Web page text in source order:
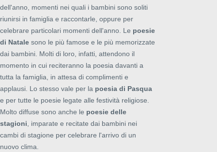
dell'anno, momenti nei quali i bambini sono soliti
riunirsi in famiglia e raccontarle, oppure per
celebrare particolari momenti dell'anno. Le poesie
di Natale sono le più famose e le più memorizzate
dai bambini. Molti di loro, infatti, attendono il
momento in cui reciteranno la poesia davanti a
tutta la famiglia, in attesa di complimenti e
applausi. Lo stesso vale per la poesia di Pasqua
e per tutte le poesie legate alle festività religiose.
Molto diffuse sono anche le poesie delle
stagioni , imparate e recitate dai bambini nei
cambi di stagione per celebrare l'arrivo di un
nuovo clima.